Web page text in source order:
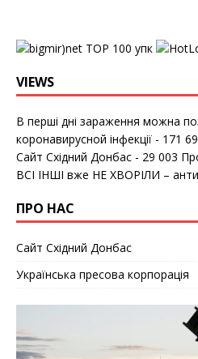
упк
VIEWS
В перші дні зараження можна
коронавирусной інфекції - 171
Сайт Східний Донбас - 29 003
ВСІ ІНШІ вже НЕ ХВОРІЛИ –
ПРО НАС
Сайт Східний Донбас
Українська пресова корпорація